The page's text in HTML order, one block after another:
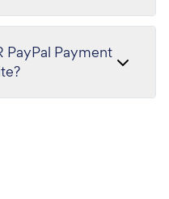
PayPal Payment